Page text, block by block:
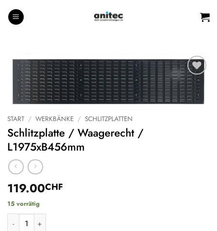
Inhalt
Auf die
Wunschliste
START / WERKBÄNKE / SCHLITZPLATTEN
Schlitzplatte / Waagerecht /
L1975xB456mm
119.00CHF
15 vorrätig
Schlitzplatte / Waagerecht / L1975xB456mm Menge